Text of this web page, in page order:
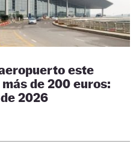
este
de 200 euros:
2026